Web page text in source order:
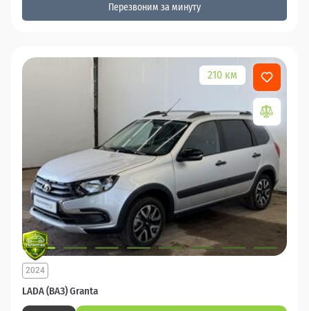
Перезвоним за минуту
210 км
LADA (ВАЗ) Granta
2024